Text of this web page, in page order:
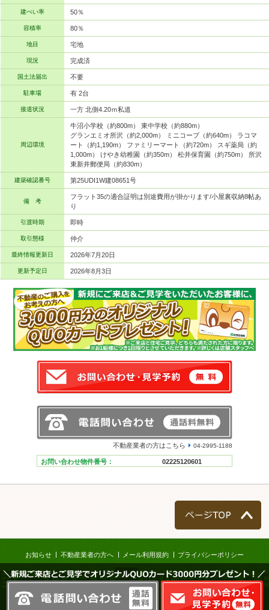
建ぺい率 50％
容積率 80％
地目 宅地
現況 完成済
国土法届出 不要
駐車場 有 2台
接道状況 一方 北側4.20ｍ私道
周辺環境
牛沼小学校（約800m） 東中学校（約880m）
グランエミオ所沢（約2,000m） ミニコープ（約640m） ラコマ
ート（約1,190m） ファミリーマート（約720m） スギ薬局（約
1,000m） けやき幼稚園（約350m） 松井保育園（約750m） 所沢
東新井郵便局（約830m）
建築確認番号 第25UDI1W建08651号
備 考
フラット35の適合証明は別途費用が掛かります/小屋裏収納8帖あ
り
引渡時期 即時
取引態様 仲介
最終情報更新日 2026年7月20日
更新予定日 2026年8月3日
不動産業者の方はこちら 04-2995-1188
お問い合わせ物件番号： 02225120601
＼新規ご来店とご見学でオリジナルQUOカード3000円分プレゼント！／
お知らせ 不動産業者の方へ メール利用規約 プライバシーポリシー